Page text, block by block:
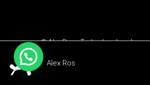
© Alex Ros - Todos los derechos
Alex Ros